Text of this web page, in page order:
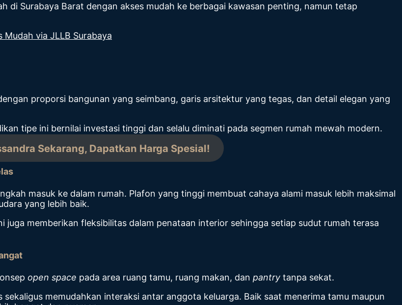
di Surabaya Barat dengan akses mudah ke berbagai kawasan penting, namun tetap
via JLLB Surabaya
proporsi bangunan yang seimbang, garis arsitektur yang tegas, dan detail elegan yang
tipe ini bernilai investasi tinggi dan selalu diminati pada segmen rumah mewah modern.
Sekarang, Dapatkan Harga Spesial!
masuk ke dalam rumah. Plafon yang tinggi membuat cahaya alami masuk lebih maksimal
yang lebih baik.
juga memberikan fleksibilitas dalam penataan interior sehingga setiap sudut rumah terasa
open space pada area ruang tamu, ruang makan, dan pantry tanpa sekat.
memudahkan interaksi antar anggota keluarga. Baik saat menerima tamu maupun